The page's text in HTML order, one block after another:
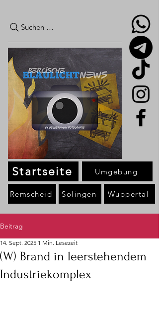
Suchen …
Startseite
Remscheid Solingen Wuppertal
Umgebung
Beitrag
(W) Brand in leerstehendem
Industriekomplex
14. Sept. 2025 1 Min. Lesezeit